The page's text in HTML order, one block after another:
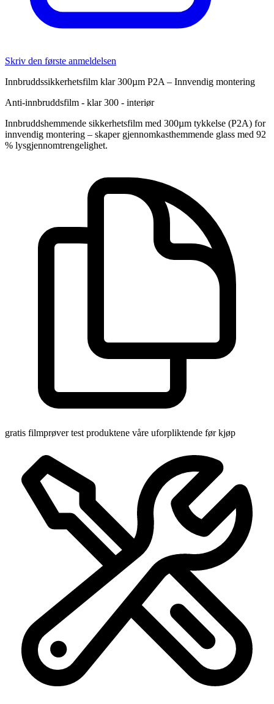
Skriv den første anmeldelsen
Innbruddssikkerhetsfilm klar 300µm P2A – Innvendig montering
Anti-innbruddsfilm - klar 300 - interiør
Innbruddshemmende sikkerhetsfilm med 300µm tykkelse (P2A) for
innvendig montering – skaper gjennomkasthemmende glass med 92
% lysgjennomtrengelighet.
gratis filmprøver test produktene våre uforpliktende før kjøp